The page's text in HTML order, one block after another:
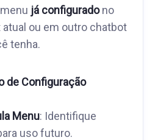
já configuradono
ou em outro chatbot
tenha.
de Configuração
Menu: Identifique
uso futuro.